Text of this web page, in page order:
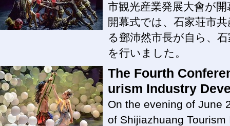
市観光産業発展大會が
開幕式では、石家荘市
る鄧沛然市長が自ら、
を行いました。
The Fourth
urism Industry
On the evening of June
of Shijiazhuang